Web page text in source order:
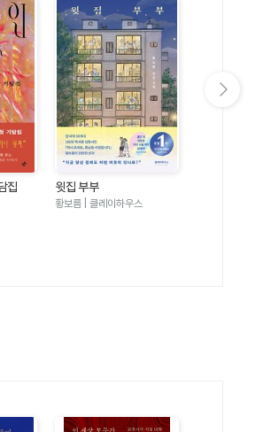
집 윗집 부부
황보름 | 클레이하우스